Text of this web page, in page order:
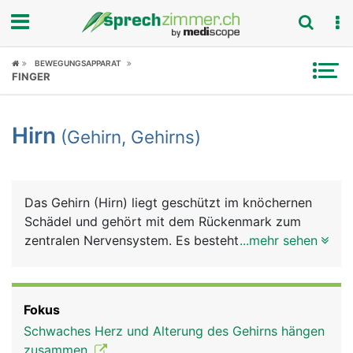
Fokus
Symptome
News
Rubriken
BEWEGUNGSAPPARAT
FINGER
Hirn (Gehirn, Gehirns)
Das Gehirn (Hirn) liegt geschützt im knöchernen
Schädel und gehört mit dem Rückenmark zum
zentralen Nervensystem. Es besteht grob aus
(Sinneseindrücke) zusammen, werden verarbeitet
und lösen entsprechende Reaktionen aus.
...mehr sehen
Fokus
Schwaches Herz und Alterung des Gehirns hängen
zusammen